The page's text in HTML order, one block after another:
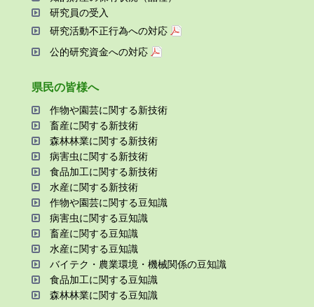
研究員の受⼊
研究活動不正⾏為への対応
公的研究資金への対応
県⺠の皆様へ
作物や園芸に関する新技術
畜産に関する新技術
森林林業に関する新技術
病害⾍に関する新技術
⾷品加⼯に関する新技術
⽔産に関する新技術
作物や園芸に関する⾖知識
病害⾍に関する⾖知識
畜産に関する⾖知識
⽔産に関する⾖知識
バイテク・農業環境・機械関係の⾖知識
⾷品加⼯に関する⾖知識
森林林業に関する⾖知識